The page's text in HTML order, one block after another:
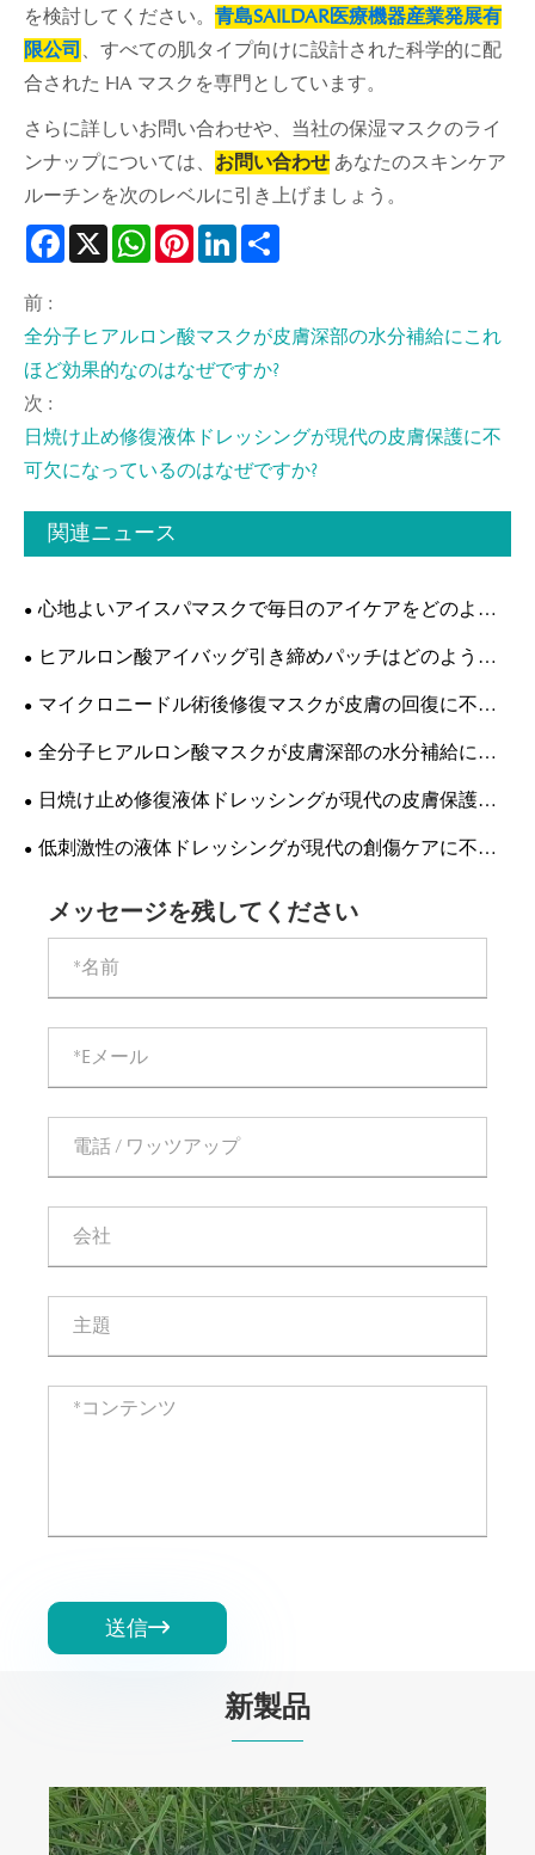
を検討してください。 青島SAILDAR医療機器産業発展有
限公司 、すべての肌タイプ向けに設計された科学的に配
合された HA マスクを専門としています。
さらに詳しいお問い合わせや、当社の保湿マスクのライ
ンナップについては、 お問い合わせ あなたのスキンケア
ルーチンを次のレベルに引き上げましょう。
Facebook
X WhatsAppPinterestLinkedIn
前 :
全分子ヒアルロン酸マスクが皮膚深部の水分補給にこれ
ほど効果的なのはなぜですか?
次 :
日焼け止め修復液体ドレッシングが現代の皮膚保護に不
可欠になっているのはなぜですか?
関連ニュース
心地よいアイスパマスクで毎日のアイケアをどのよう
に改善できるでしょうか?
ヒアルロン酸アイバッグ引き締めパッチはどのように
して目の下の若々しい外観を自然に取り戻すのでしょう
マイクロニードル術後修復マスクが皮膚の回復に不可
欠なのはなぜですか?
全分子ヒアルロン酸マスクが皮膚深部の水分補給にこ
れほど効果的なのはなぜですか?
日焼け止め修復液体ドレッシングが現代の皮膚保護に
不可欠になっているのはなぜですか?
低刺激性の液体ドレッシングが現代の創傷ケアに不可
メッセージを残してください
送信
新製品